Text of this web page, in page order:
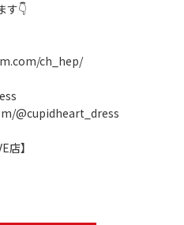
す👇️
ch_hep/
@cupidheart_dress
】